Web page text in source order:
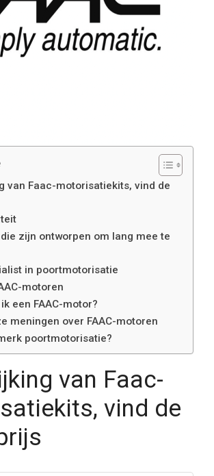
van Faac-motorisatiekits, vind de
zijn ontworpen om lang mee te
in poortmotorisatie
motoren
een FAAC-motor?
meningen over FAAC-motoren
poortmotorisatie?
van Faac-
vind de